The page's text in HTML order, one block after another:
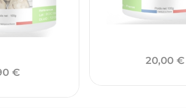
€Prix
20,00 €